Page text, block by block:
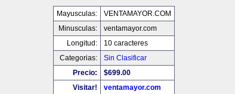
Mayusculas:
VENTAMAYOR.COM
Minusculas:
ventamayor.com
Longitud:
10 caracteres
Categorias:
Sin Clasificar
Precio:
$699.00
Visitar!
ventamayor.com